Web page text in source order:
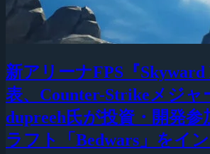
新アリーナFPS『Skyward
表、Counter-Strikeメジャ
dupreeh氏が投資・開発参
ラフト「Bedwars」をイ